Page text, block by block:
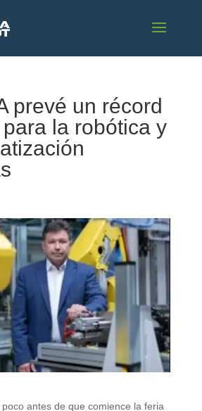
prevé un récord
la robótica y
antes de que comience la feria